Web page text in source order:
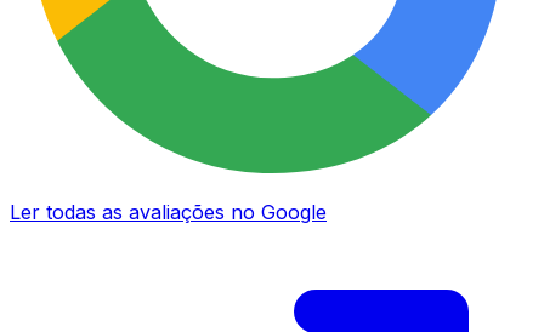
Ler todas as avaliações no Google